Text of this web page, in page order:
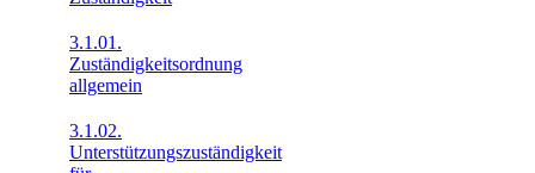
3.1.01.
Zuständigkeitsordnung
allgemein
3.1.02.
Unterstützungszuständigkeit